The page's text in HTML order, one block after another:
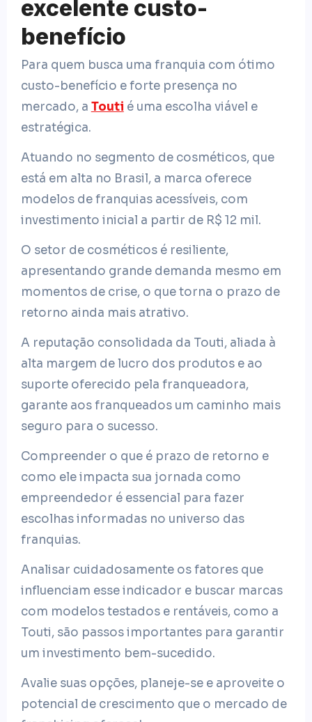
excelente custo-
benefício
Para quem busca uma franquia com ótimo
custo-benefício e forte presença no
mercado, a Touti é uma escolha viável e
estratégica.
Atuando no segmento de cosméticos, que
está em alta no Brasil, a marca oferece
modelos de franquias acessíveis, com
investimento inicial a partir de R$ 12 mil.
O setor de cosméticos é resiliente,
apresentando grande demanda mesmo em
momentos de crise, o que torna o prazo de
retorno ainda mais atrativo.
A reputação consolidada da Touti, aliada à
alta margem de lucro dos produtos e ao
suporte oferecido pela franqueadora,
garante aos franqueados um caminho mais
seguro para o sucesso.
Compreender o que é prazo de retorno e
como ele impacta sua jornada como
empreendedor é essencial para fazer
escolhas informadas no universo das
franquias.
Analisar cuidadosamente os fatores que
influenciam esse indicador e buscar marcas
com modelos testados e rentáveis, como a
Touti, são passos importantes para garantir
um investimento bem-sucedido.
Avalie suas opções, planeje-se e aproveite o
potencial de crescimento que o mercado de